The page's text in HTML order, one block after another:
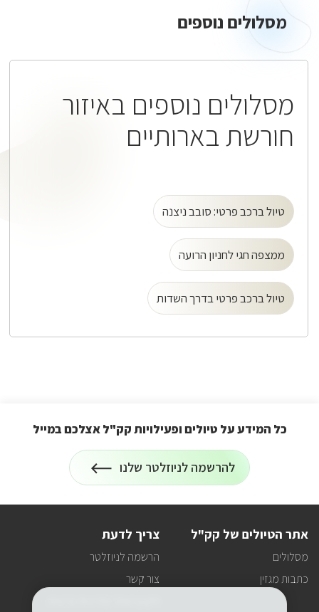
נוספיםמסלולים נוספים
מסלולים נוספים באיזור
חורשת בארותיים
טיול ברכב פרטי: סובב ניצנה
ממצפה חגי לחניון הרועה
טיול ברכב פרטי בדרך השדות
הרשמה
לניוזלטר
כל המידע על טיולים ופעילויות קק"ל אצלכם במייל
להרשמה לניוזלטר שלנו
על
כל
ופעילויות
אתר הטיולים של קק"ל
מסלולים
כתבות מגזין
צריך לדעת
הרשמה לניוזלטר
צור קשר